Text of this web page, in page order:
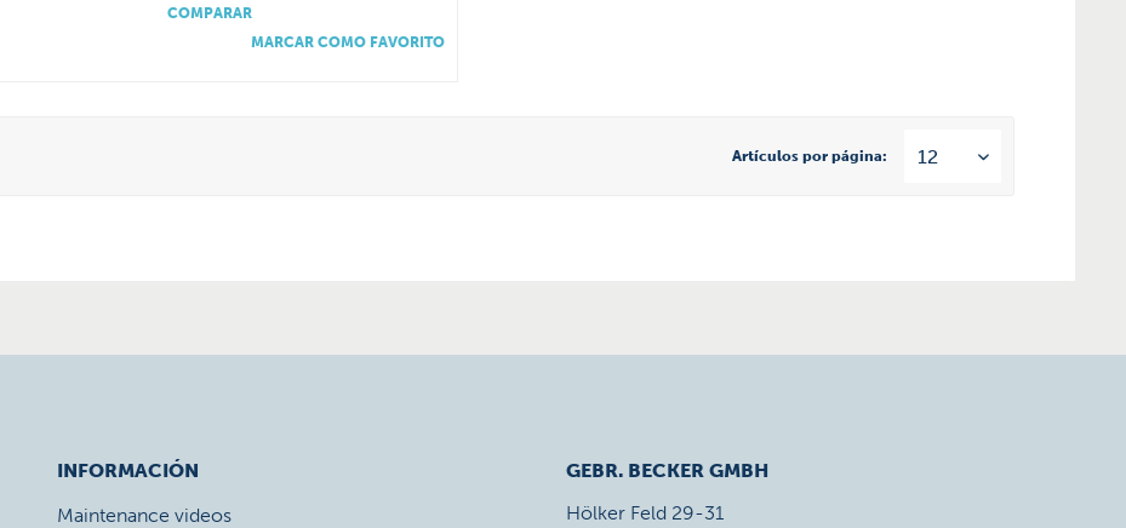
COMPARAR
MARCAR COMO FAVORITO
Artículos por página:
INFORMACIÓN
Maintenance videos
GEBR. BECKER GMBH
Hölker Feld 29-31